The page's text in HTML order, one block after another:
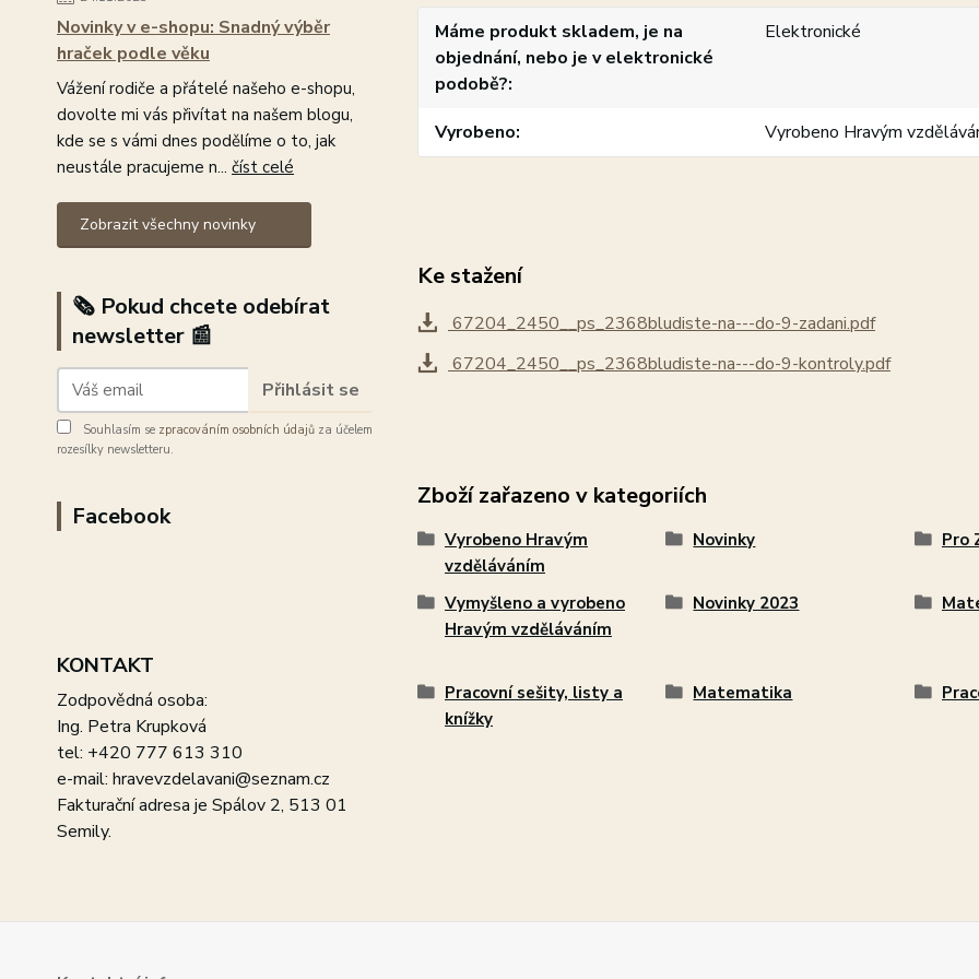
Novinky v e-shopu: Snadný výběr
hraček podle věku
Vážení rodiče a přátelé našeho e-shopu,
dovolte mi vás přivítat na našem blogu,
kde se s vámi dnes podělíme o to, jak
neustále pracujeme n... číst celé
Zobrazit všechny novinky
🗞️ Pokud chcete odebírat
newsletter 📰
Přihlásit se
Souhlasím se zpracováním osobních údajů za účelem
rozesílky newsletteru.
Facebook
KONTAKT
Zodpovědná osoba:
Ing. Petra Krupková
tel: +420 777 613 310
e-mail: hravevzdelavani@seznam.cz
Fakturační adresa je Spálov 2, 513 01
Semily.
Máme produkt skladem, je na
objednání, nebo je v elektronické
podobě?
Elektronické
Vyrobeno Vyrobeno Hravým
Ke stažení
67204_2450__ps_2368bludiste-na---do-9-zadani.pdf
67204_2450__ps_2368bludiste-na---do-9-kontroly.pdf
Zboží zařazeno v kategoriích
Vyrobeno Hravým
vzděláváním
Novinky Pro
Vymyšleno a vyrobeno
Hravým vzděláváním
Novinky 2023
Pracovní sešity, listy a
knížky
Matematika